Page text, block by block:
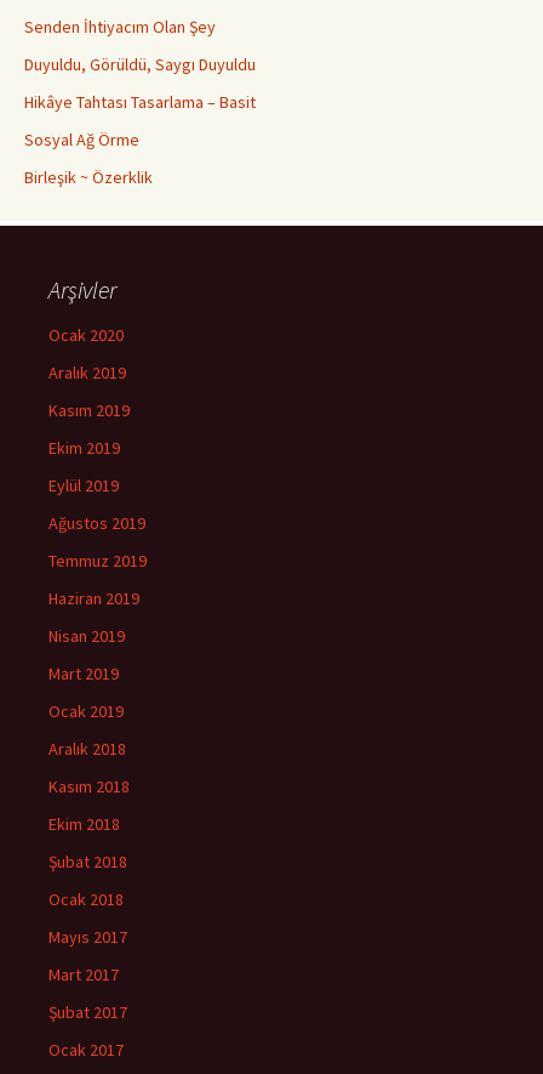
Senden İhtiyacım Olan Şey
Duyuldu, Görüldü, Saygı Duyuldu
Hikâye Tahtası Tasarlama – Basit
Sosyal Ağ Örme
Birleşik ~ Özerklik
Arşivler
Ocak 2020
Aralık 2019
Kasım 2019
Ekim 2019
Eylül 2019
Ağustos 2019
Temmuz 2019
Haziran 2019
Nisan 2019
Mart 2019
Ocak 2019
Aralık 2018
Kasım 2018
Ekim 2018
Şubat 2018
Ocak 2018
Mayıs 2017
Mart 2017
Şubat 2017
Ocak 2017